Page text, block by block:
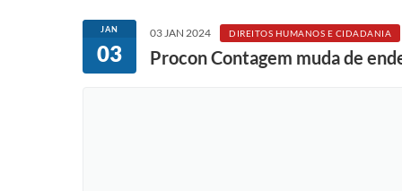
JAN
03
03 JAN 2024 DIREITOS HUMANOS E CIDADANIA
Procon Contagem muda de